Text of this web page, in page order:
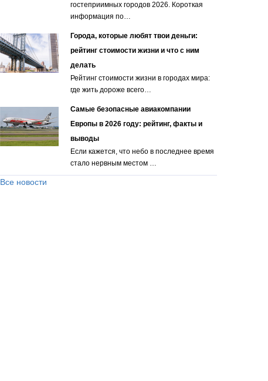
гостеприимных городов 2026. Короткая
информация по…
Города, которые любят твои деньги:
рейтинг стоимости жизни и что с ним
делать
Рейтинг стоимости жизни в городах мира:
где жить дороже всего…
Самые безопасные авиакомпании
Европы в 2026 году: рейтинг, факты и
выводы
Если кажется, что небо в последнее время
стало нервным местом …
Все новости